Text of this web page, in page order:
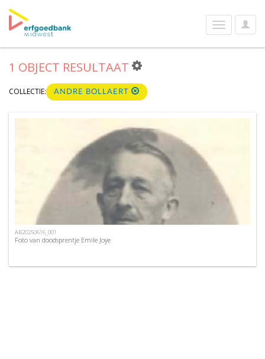
User
Toggle
navigation
1 OBJECT RESULTAAT
COLLECTIE: ANDRE BOLLAERT
AB20250616_001
Foto van doodsprentje Emile Joye